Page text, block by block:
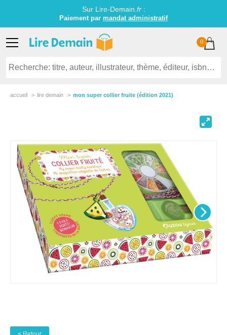
Sur Lire-Demain. fr:
Paiement par mandat administratif
0
accueil lire demain mon super collier fruite (édition 2021)